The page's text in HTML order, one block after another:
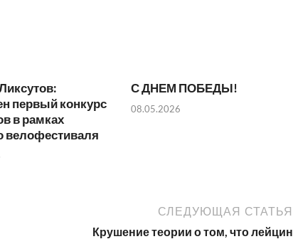
первый конкурс
в рамках
велофестиваля
С ДНЕМ ПОБЕДЫ!
08.05.2026
СЛЕДУЮЩАЯ СТАТЬЯ
Крушение теории о том, что лейцин